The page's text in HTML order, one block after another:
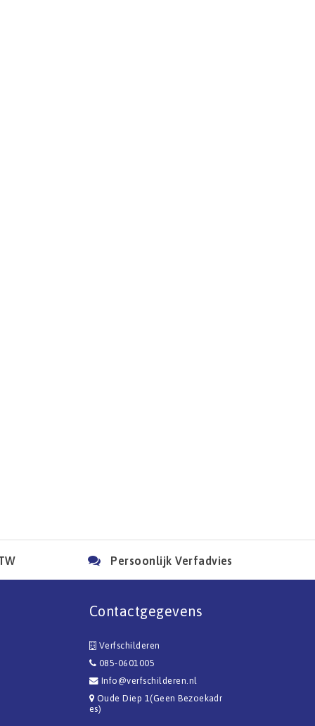
Persoonlijk Verfadvies
Contactgegevens
Verfschilderen
085-0601005
Info@verfschilderen.nl
Oude Diep 1(Geen Bezoekadr
es)